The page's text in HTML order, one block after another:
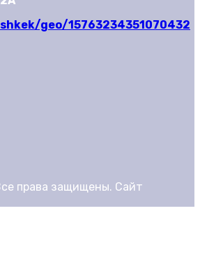
geo/15763234351070432
права защищены. Сайт